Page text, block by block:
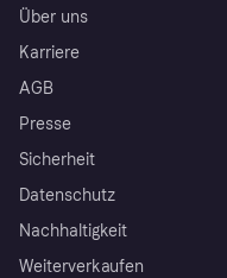
Über uns
Karriere
AGB
Presse
Sicherheit
Datenschutz
Nachhaltigkeit
Weiterverkaufen